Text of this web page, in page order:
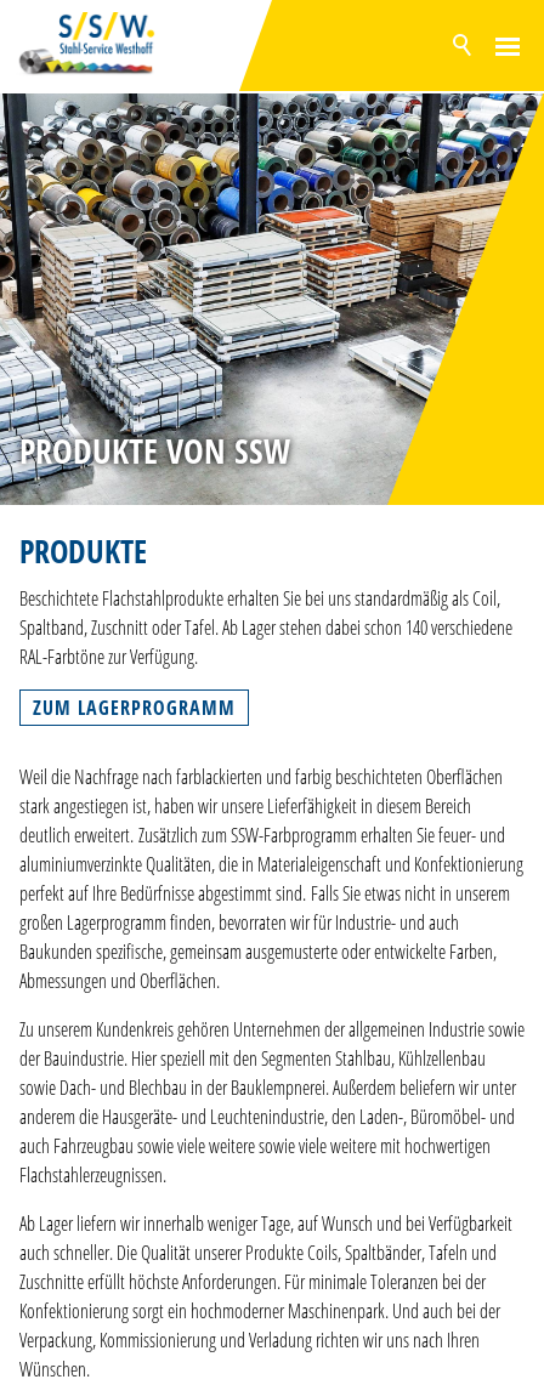
AKTUELL
PRODUKTE
COILS
SPALTBÄNDER
ZUSCHNITTE
OBERFLÄCHEN
LAGERPROGRAMM
UNTERNEHMEN
ZERTIFIZIERUNG
KARRIERE
PRODUKTE VON SSW
PRODUKTE
Beschichtete Flachstahlprodukte erhalten Sie bei uns standardmäßig als Coil,
Spaltband, Zuschnitt oder Tafel. Ab Lager stehen dabei schon 140 verschiedene
RAL-Farbtöne zur Verfügung.
ZUM LAGERPROGRAMM
Weil die Nachfrage nach farblackierten und farbig beschichteten Oberflächen
stark angestiegen ist, haben wir unsere Lieferfähigkeit in diesem Bereich
deutlich erweitert. Zusätzlich zum SSW-Farbprogramm erhalten Sie feuer- und
aluminiumverzinkte Qualitäten, die in Materialeigenschaft und Konfektionierung
perfekt auf Ihre Bedürfnisse abgestimmt sind. Falls Sie etwas nicht in unserem
großen Lagerprogramm finden, bevorraten wir für Industrie- und auch
Baukunden spezifische, gemeinsam ausgemusterte oder entwickelte Farben,
Abmessungen und Oberflächen.
Zu unserem Kundenkreis gehören Unternehmen der allgemeinen Industrie sowie
der Bauindustrie. Hier speziell mit den Segmenten Stahlbau, Kühlzellenbau
sowie Dach- und Blechbau in der Bauklempnerei. Außerdem beliefern wir unter
anderem die Hausgeräte- und Leuchtenindustrie, den Laden-, Büromöbel- und
auch Fahrzeugbau sowie viele weitere sowie viele weitere mit hochwertigen
Flachstahlerzeugnissen.
Ab Lager liefern wir innerhalb weniger Tage, auf Wunsch und bei Verfügbarkeit
auch schneller. Die Qualität unserer Produkte Coils, Spaltbänder, Tafeln und
Zuschnitte erfüllt höchste Anforderungen. Für minimale Toleranzen bei der
Konfektionierung sorgt ein hochmoderner Maschinenpark. Und auch bei der
Verpackung, Kommissionierung und Verladung richten wir uns nach Ihren
Wünschen.